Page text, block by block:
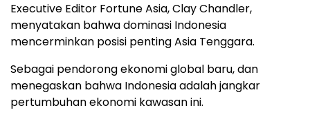
Executive Editor Fortune Asia, Clay Chandler,
menyatakan bahwa dominasi Indonesia
mencerminkan posisi penting Asia Tenggara.
Sebagai pendorong ekonomi global baru, dan
menegaskan bahwa Indonesia adalah jangkar
pertumbuhan ekonomi kawasan ini.